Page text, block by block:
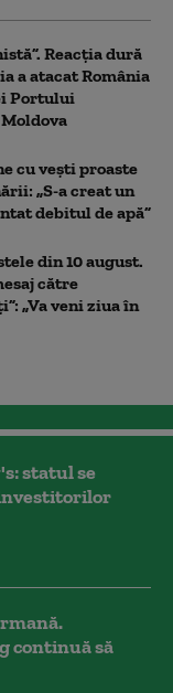
Reacția dură
a atacat România
Portului
cu vești proaste
„S-a creat un
debitul de apă”
din 10 august.
către
„Va veni ziua în
statul se
continuă să